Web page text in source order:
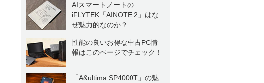
AIスマートノートの
iFLYTEK「AINOTE 2」はな
ぜ魅力的なのか？
性能の良いお得な中古PC情
報はこのページでチェック！
「A&ultima SP4000T」の魅